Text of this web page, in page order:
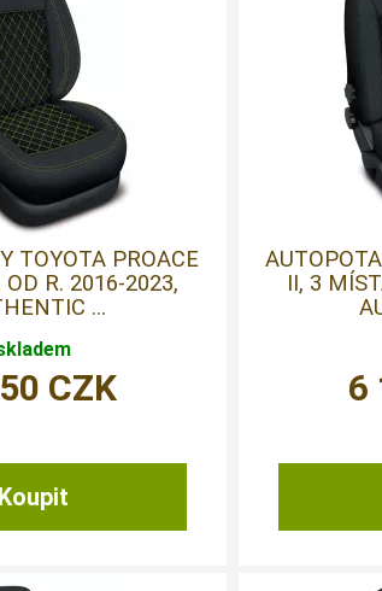
TOYOTA PROACE
OD R. 2016-2023,
...
CZK
II, 3
6